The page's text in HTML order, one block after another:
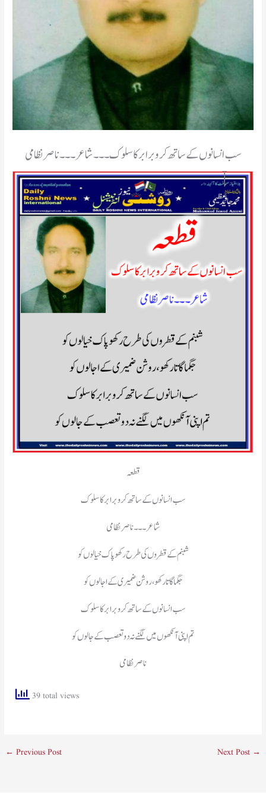
سب انسانوں کے ساتھ کرو برابر کا سلوک۔۔۔شاعر۔۔۔ناصر نظامی
قطعہ
سب انسانوں کے ساتھ کرو برابر کا سلوک
شاعر۔۔۔ناصر نظامی
شبنم کے قطروں کی طرح رکھو پاک خیالوں کو
جگماگاتا رکھو، روشن ضمیری کے اجالوں کو
سب انسانوں کے ساتھ کرو برابر کا سلوک
تم اپنی آنکھوں میں لگنے نہ دو تعصب کے جالوں کو
ناصر نظامی
39 total views
← Previous Post Next Post →